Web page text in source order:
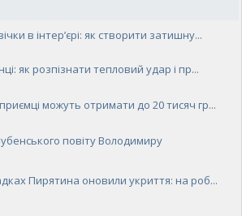
в інтер’єрі: як створити затишну...
як розпізнати тепловий удар і пр...
можуть отримати до 20 тисяч гр...
повіту Володимиру
Пирятина оновили укриття: на роб...